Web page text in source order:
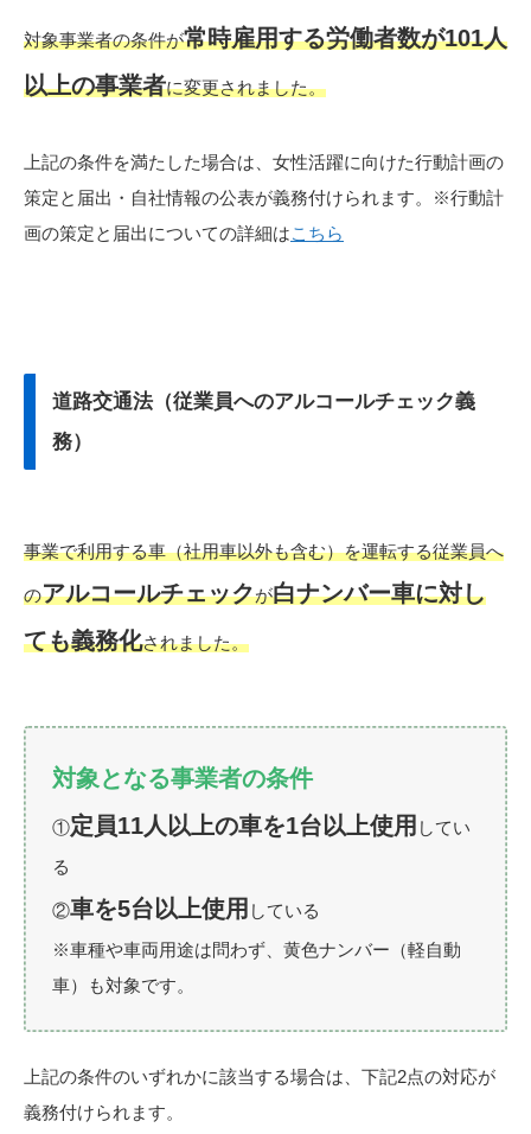
対象事業者の条件が常時雇用する労働者数が101人
以上の事業者に変更されました。
上記の条件を満たした場合は、女性活躍に向けた行動計画の
策定と届出・自社情報の公表が義務付けられます。※行動計
画の策定と届出についての詳細はこちら
道路交通法（従業員へのアルコールチェック義
務）
事業で利用する車（社用車以外も含む）を運転する従業員へ
のアルコールチェックが白ナンバー車に対し
ても義務化されました。
対象となる事業者の条件
①定員11人以上の車を1台以上使用 してい
る
②車を5台以上使用 している
※車種や車両用途は問わず、黄色ナンバー（軽自動
車）も対象です。
上記の条件のいずれかに該当する場合は、下記2点の対応が
義務付けられます。